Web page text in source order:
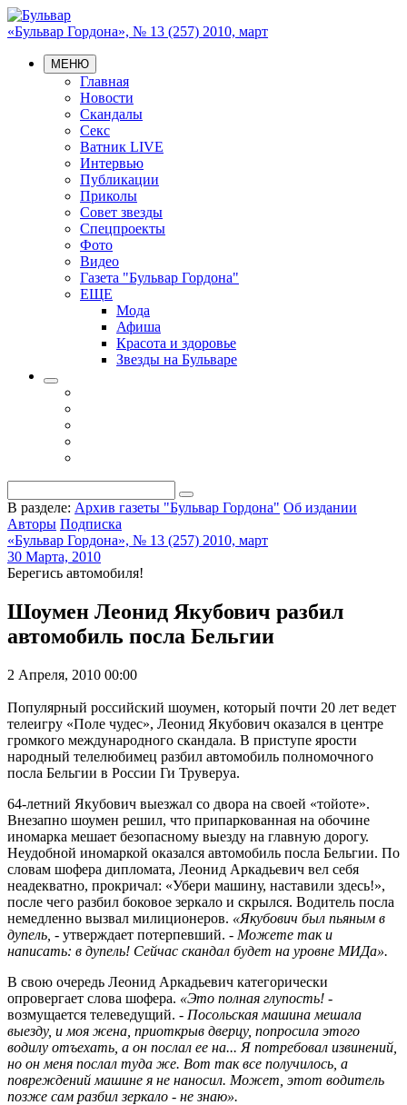
«Бульвар Гордона», № 13 (257) 2010, март
МЕНЮ
Главная
Новости
Скандалы
Секс
Ватник LIVE
Интервью
Публикации
Приколы
Совет звезды
Спецпроекты
Фото
Видео
Газета "Бульвар Гордона"
ЕЩЕ
Мода
Афиша
Красота и здоровье
Звезды на Бульваре
В разделе: Архив газеты "Бульвар Гордона" Об издании
Авторы Подписка
«Бульвар Гордона», № 13 (257) 2010, март
30 Марта, 2010
Берегись автомобиля!
Шоумен Леонид Якубович разбил
автомобиль посла Бельгии
2 Апреля, 2010 00:00
Популярный российский шоумен, который почти 20 лет ведет
телеигру «Поле чудес», Леонид Якубович оказался в центре
громкого международного скандала. В приступе ярости
народный телелюбимец разбил автомобиль полномочного
посла Бельгии в России Ги Труверуа.
64-летний Якубович выезжал со двора на своей «тойоте».
Внезапно шоумен решил, что припаркованная на обочине
иномарка мешает безопасному выезду на главную дорогу.
Неудобной иномаркой оказался автомобиль посла Бельгии. По
словам шофера дипломата, Леонид Аркадьевич вел себя
неадекватно, прокричал: «Убери машину, наставили здесь!»,
после чего разбил боковое зеркало и скрылся. Водитель посла
немедленно вызвал милиционеров. «Якубович был пьяным в
дупель, - утверждает потерпевший. - Можете так и
написать: в дупель! Сейчас скандал будет на уровне МИДа».
В свою очередь Леонид Аркадьевич категорически
опровергает слова шофера. «Это полная глупость! -
возмущается телеведущий. - Посольская машина мешала
выезду, и моя жена, приоткрыв дверцу, попросила этого
водилу отъехать, а он послал ее на... Я потребовал извинений,
но он меня послал туда же. Вот так все получилось, а
повреждений машине я не наносил. Может, этот водитель
позже сам разбил зеркало - не знаю».